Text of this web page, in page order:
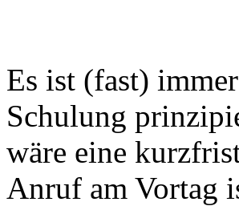
Es ist (fast)
Schulung
wäre eine
Anruf am Vortag